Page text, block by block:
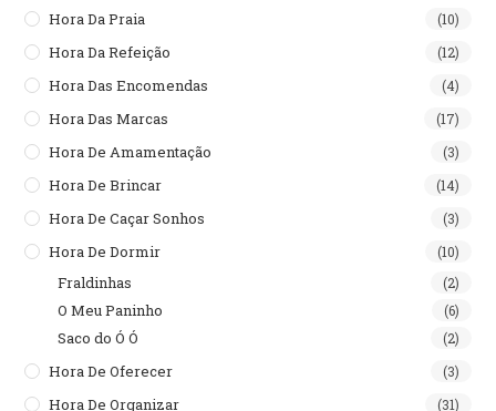
Hora Da Praia (10)
Hora Da Refeição (12)
Hora Das Encomendas (4)
Hora Das Marcas (17)
Hora De Amamentação (3)
Hora De Brincar (14)
Hora De Caçar Sonhos (3)
Hora De Dormir (10)
Fraldinhas (2)
O Meu Paninho (6)
Saco do Ó Ó (2)
Hora De Oferecer (3)
Hora De Organizar (31)